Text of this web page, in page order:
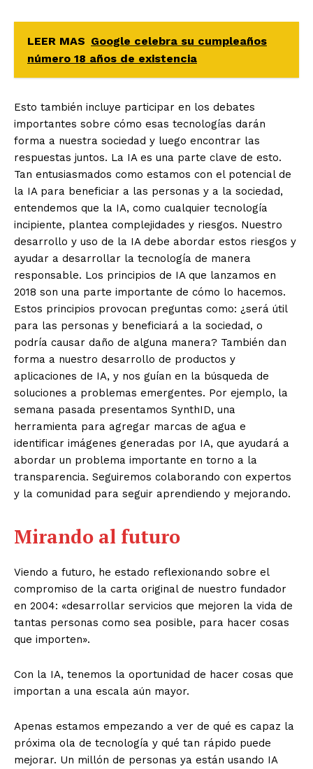
LEER MAS Google celebra su cumpleaños
número 18 años de existencia
Esto también incluye participar en los debates
importantes sobre cómo esas tecnologías darán
forma a nuestra sociedad y luego encontrar las
respuestas juntos. La IA es una parte clave de esto.
Tan entusiasmados como estamos con el potencial de
la IA para beneficiar a las personas y a la sociedad,
entendemos que la IA, como cualquier tecnología
incipiente, plantea complejidades y riesgos. Nuestro
desarrollo y uso de la IA debe abordar estos riesgos y
ayudar a desarrollar la tecnología de manera
responsable. Los principios de IA que lanzamos en
2018 son una parte importante de cómo lo hacemos.
Estos principios provocan preguntas como: ¿será útil
para las personas y beneficiará a la sociedad, o
podría causar daño de alguna manera? También dan
forma a nuestro desarrollo de productos y
aplicaciones de IA, y nos guían en la búsqueda de
soluciones a problemas emergentes. Por ejemplo, la
semana pasada presentamos SynthID, una
herramienta para agregar marcas de agua e
identificar imágenes generadas por IA, que ayudará a
abordar un problema importante en torno a la
transparencia. Seguiremos colaborando con expertos
y la comunidad para seguir aprendiendo y mejorando.
Mirando al futuro
Viendo a futuro, he estado reflexionando sobre el
compromiso de la carta original de nuestro fundador
en 2004: «desarrollar servicios que mejoren la vida de
tantas personas como sea posible, para hacer cosas
que importen».
Con la IA, tenemos la oportunidad de hacer cosas que
importan a una escala aún mayor.
Apenas estamos empezando a ver de qué es capaz la
próxima ola de tecnología y qué tan rápido puede
mejorar. Un millón de personas ya están usando IA